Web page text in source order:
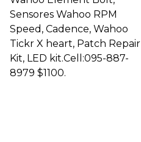
Sensores Wahoo RPM
Speed, Cadence, Wahoo
Tickr X heart, Patch Repair
Kit, LED kit.Cell:095-887-
8979 $1100.